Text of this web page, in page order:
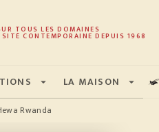
PIED DE PAGE
TOUS LES DOMAINES
CONTEMPORAINE DEPUIS 1968
arrow_drop_down LA MAISON arrow_drop_down
Rwanda